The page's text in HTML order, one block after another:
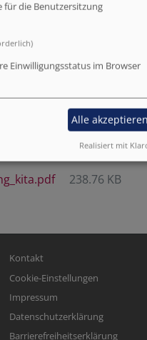
238.76 KB
Fußbereichsmenü
Kontakt
Cookie-Einstellungen
Impressum
Datenschutzerklärung
Barrierefreiheitserklärung
für die Benutzersitzung
Einwilligungsstatus im Browser
Alle
Realisiert mit